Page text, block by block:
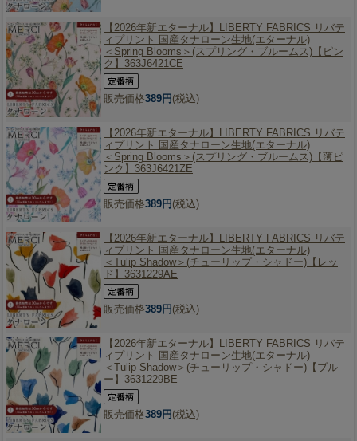
【2026年新エターナル】 LIBERTY FABRICS リバテ
ィプリント 国産タナローン生地(エターナル)
＜Spring Blooms＞(スプリング・ブルームス)【ピン
ク】363J6421CE
販売価格389円(税込)
【2026年新エターナル】 LIBERTY FABRICS リバテ
ィプリント 国産タナローン生地(エターナル)
＜Spring Blooms＞(スプリング・ブルームス)【薄ピ
ンク】363J6421ZE
販売価格389円(税込)
【2026年新エターナル】 LIBERTY FABRICS リバテ
ィプリント 国産タナローン生地(エターナル)
＜Tulip Shadow＞(チューリップ・シャドー)【レッ
ド】3631229AE
販売価格389円(税込)
【2026年新エターナル】 LIBERTY FABRICS リバテ
ィプリント 国産タナローン生地(エターナル)
＜Tulip Shadow＞(チューリップ・シャドー)【ブル
ー】3631229BE
販売価格389円(税込)